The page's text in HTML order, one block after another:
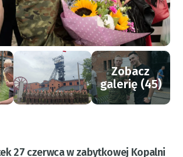
Zobacz
galerię (45)
27 czerwca w zabytkowej Kopalni